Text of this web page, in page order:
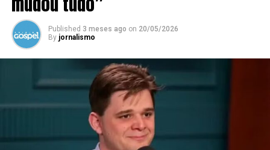
Published 3 meses ago on 20/05/2026
By jornalismo